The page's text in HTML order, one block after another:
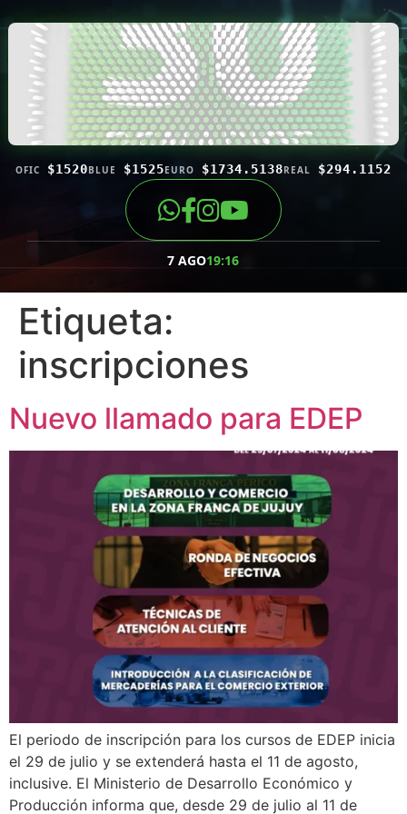
OFIC $1520BLUE $1525EURO $1734.5138REAL $294.1152
7 AGO19:16
Etiqueta:
inscripciones
Nuevo llamado para EDEP
El periodo de inscripción para los cursos de EDEP inicia
el 29 de julio y se extenderá hasta el 11 de agosto,
inclusive. El Ministerio de Desarrollo Económico y
Producción informa que, desde 29 de julio al 11 de